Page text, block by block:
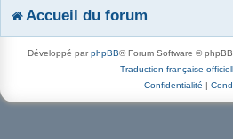
Accueil du forum
Développé parphpBB® Forum Software ©
Traduction française
Confidentialité |